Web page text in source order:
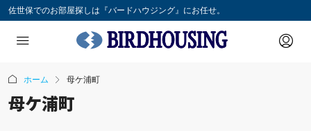
佐世保でのお部屋探しは『バードハウジング』にお任せ。
ホーム 母ケ浦町
母ケ浦町